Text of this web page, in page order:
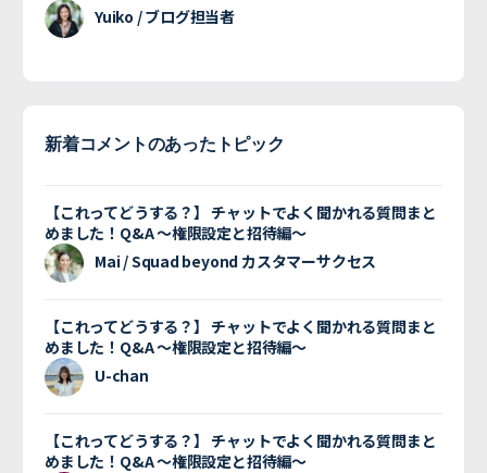
Yuiko / ブログ担当者
新着コメントのあったトピック
【これってどうする？】 チャットでよく聞かれる質問まと
めました！Q&A 〜権限設定と招待編〜
Mai / Squad beyond カスタマーサクセス
【これってどうする？】 チャットでよく聞かれる質問まと
めました！Q&A 〜権限設定と招待編〜
U-chan
【これってどうする？】 チャットでよく聞かれる質問まと
めました！Q&A 〜権限設定と招待編〜